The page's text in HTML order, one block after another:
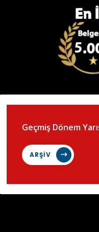
Geçmiş Dönem
ARŞİV